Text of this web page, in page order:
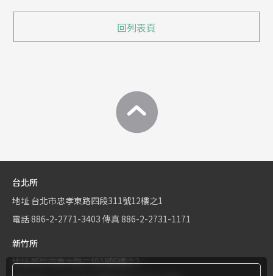
回列表頁
台北所
地址 台北市忠孝東路四段311號12樓之1
電話886-2-2771-3403 傳真 886-2-2731-1171
新竹所
地址新竹市東大路二段1號6樓之2